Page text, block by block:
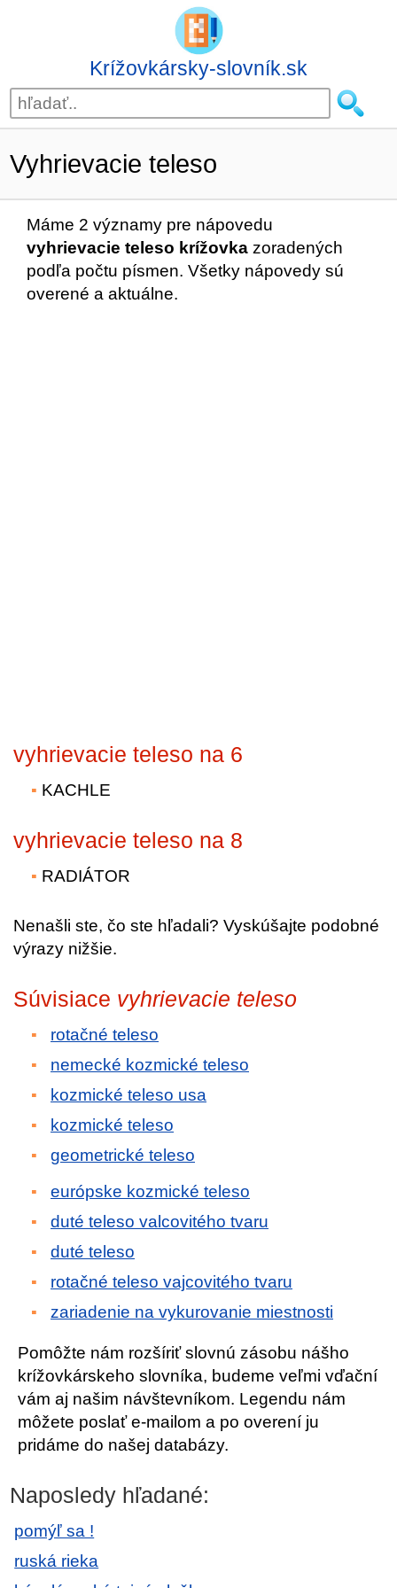
Krížovkársky-slovník.sk
Vyhrievacie teleso
Máme 2 významy pre nápovedu
vyhrievacie teleso krížovka zoradených
podľa počtu písmen. Všetky nápovedy sú
overené a aktuálne.
vyhrievacie teleso na 6
KACHLE
vyhrievacie teleso na 8
RADIÁTOR
Nenašli ste, čo ste hľadali? Vyskúšajte podobné
výrazy nižšie.
Súvisiace vyhrievacie teleso
rotačné teleso
nemecké kozmické teleso
kozmické teleso usa
kozmické teleso
geometrické teleso
európske kozmické teleso
duté teleso valcovitého tvaru
duté teleso
rotačné teleso vajcovitého tvaru
zariadenie na vykurovanie miestnosti
Pomôžte nám rozšíriť slovnú zásobu nášho
krížovkárskeho slovníka, budeme veľmi vďační
vám aj našim návštevníkom. Legendu nám
môžete poslať e-mailom a po overení ju
pridáme do našej databázy.
Naposledy hľadané:
pomýľ sa !
ruská rieka